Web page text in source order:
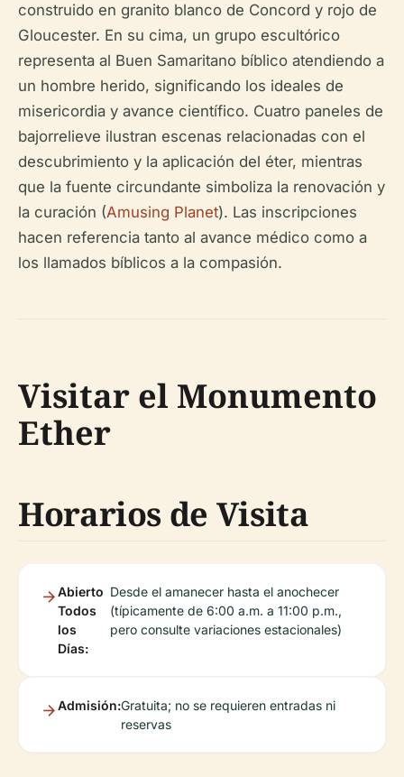
construido en granito blanco de Concord y rojo de
Gloucester. En su cima, un grupo escultórico
representa al Buen Samaritano bíblico atendiendo a
un hombre herido, significando los ideales de
misericordia y avance científico. Cuatro paneles de
bajorrelieve ilustran escenas relacionadas con el
descubrimiento y la aplicación del éter, mientras
que la fuente circundante simboliza la renovación y
la curación (Amusing Planet). Las inscripciones
hacen referencia tanto al avance médico como a
los llamados bíblicos a la compasión.
Visitar el Monumento
Ether
Horarios de Visita
Abierto
Todos
los
Días:
Desde el amanecer hasta el anochecer
(típicamente de 6:00 a.m. a 11:00 p.m.,
pero consulte variaciones estacionales)
Admisión:Gratuita; no se requieren entradas ni
reservas